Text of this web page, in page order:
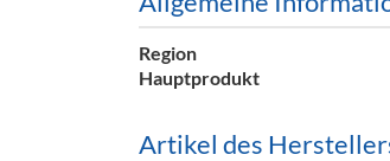
Ausschankwagen
Gläser
Kühlanhänger
Region
Hauptprodukt
Artikel des